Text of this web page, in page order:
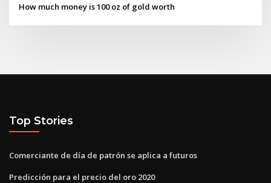
How much money is 100 oz of gold worth
Top Stories
Comerciante de día de patrón se aplica a futuros
Predicción para el precio del oro 2020